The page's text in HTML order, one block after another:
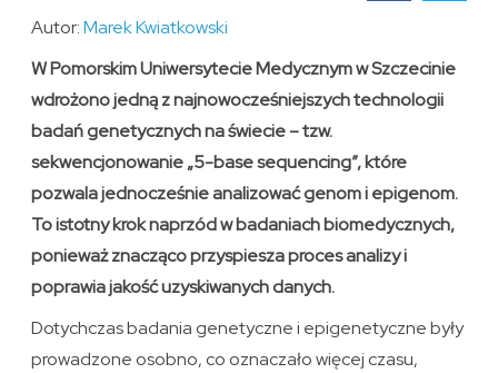
Autor:Marek Kwiatkowski
W Pomorskim Uniwersytecie Medycznym w Szczecinie
wdrożono jedną z najnowocześniejszych technologii
badań genetycznych na świecie – tzw.
sekwencjonowanie „5-base sequencing”, które
pozwala jednocześnie analizować genom i epigenom.
To istotny krok naprzód w badaniach biomedycznych,
ponieważ znacząco przyspiesza proces analizy i
poprawia jakość uzyskiwanych danych.
Dotychczas badania genetyczne i epigenetyczne były
prowadzone osobno, co oznaczało więcej czasu,